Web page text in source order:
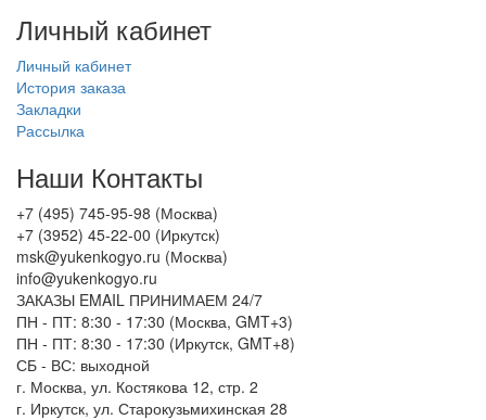
Личный кабинет
Личный кабинет
История заказа
Закладки
Рассылка
Наши Контакты
+7 (495) 745-95-98 (Москва)
+7 (3952) 45-22-00 (Иркутск)
msk@yukenkogyo.ru (Москва)
info@yukenkogyo.ru
ЗАКАЗЫ EMAIL ПРИНИМАЕМ 24/7
ПН - ПТ: 8:30 - 17:30 (Москва, GMT+3)
ПН - ПТ: 8:30 - 17:30 (Иркутск, GMT+8)
СБ - ВС: выходной
г. Москва, ул. Костякова 12, стр. 2
г. Иркутск, ул. Старокузьмихинская 28